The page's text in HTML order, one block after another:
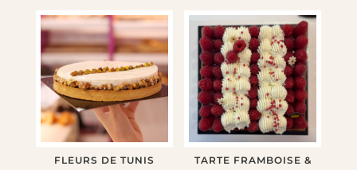
FLEURS DE TUNIS
TARTE FRAMBOISE &